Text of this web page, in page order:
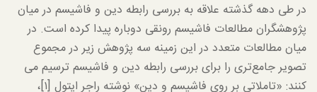
در طی دهه گذشته علاقه به بررسی رابطه دین و فاشیسم در میان
پژوهشگران مطالعات فاشیسم رونقی دوباره پیدا کرده است. در
میان مطالعات متعدد در این زمینه سه پژوهش زیر در مجموع
تصویر جامع‌تری را برای بررسی رابطه دین و فاشیسم ترسیم می
کنند: «تاملاتی بر روی فاشیسم و دین» نوشته راجر ایتول [۱]،